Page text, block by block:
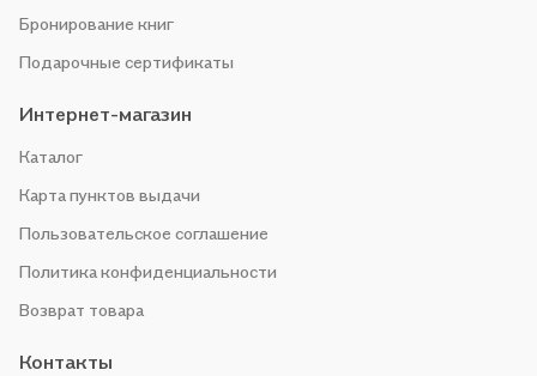
Бронирование книг
Подарочные сертификаты
Интернет-магазин
Каталог
Карта пунктов выдачи
Пользовательское соглашение
Политика конфиденциальности
Возврат товара
Контакты